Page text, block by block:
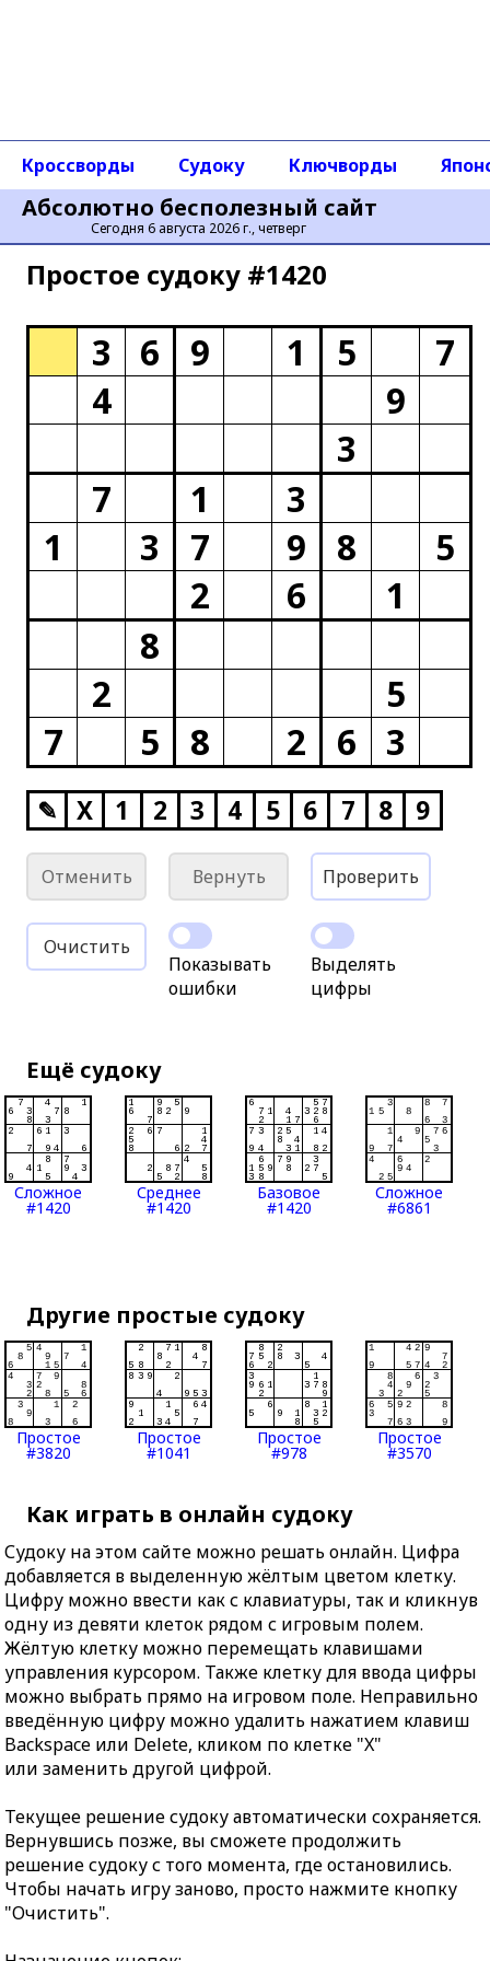
Абсолютно бесполезный сайт
Сегодня 6 августа 2026 г., четверг
Кроссворды Судоку Ключворды
Простое cудоку #1420
3 6 9 1 5
7
4
9
3
7
1
3
1
3 7 9 8
5
2
6
1
8
2
5
7
5 8 2 6 3
✎ X 1 2 3 4 5 6 7 8 9
Отменить Вернуть Проверить
Очистить
Показывать
ошибки
Выделять
цифры
Ещё судоку
Сложное
#1420
Среднее
#1420
Базовое
#1420
Сложное
#6861
Другие простые судоку
Простое
#3820
Простое
#1041
Простое
#978
Простое
#3570
Как играть в онлайн судоку
Судоку на этом сайте можно решать онлайн. Цифра
добавляется в выделенную жёлтым цветом клетку.
Цифру можно ввести как с клавиатуры, так и кликнув
одну из девяти клеток рядом с игровым полем.
Жёлтую клетку можно перемещать клавишами
управления курсором. Также клетку для ввода цифры
можно выбрать прямо на игровом поле. Неправильно
введённую цифру можно удалить нажатием клавиш
Backspace или Delete, кликом по клетке "X"
или заменить другой цифрой.
Текущее решение судоку автоматически сохраняется.
Вернувшись позже, вы сможете продолжить
решение судоку с того момента, где остановились.
Чтобы начать игру заново, просто нажмите кнопку
"Очистить".